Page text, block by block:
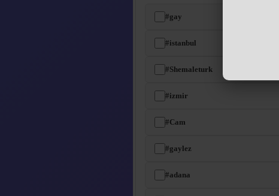
#gay
#istanbul
#Shemaleturk
#izmir
#Cam
#gaylez
#adana